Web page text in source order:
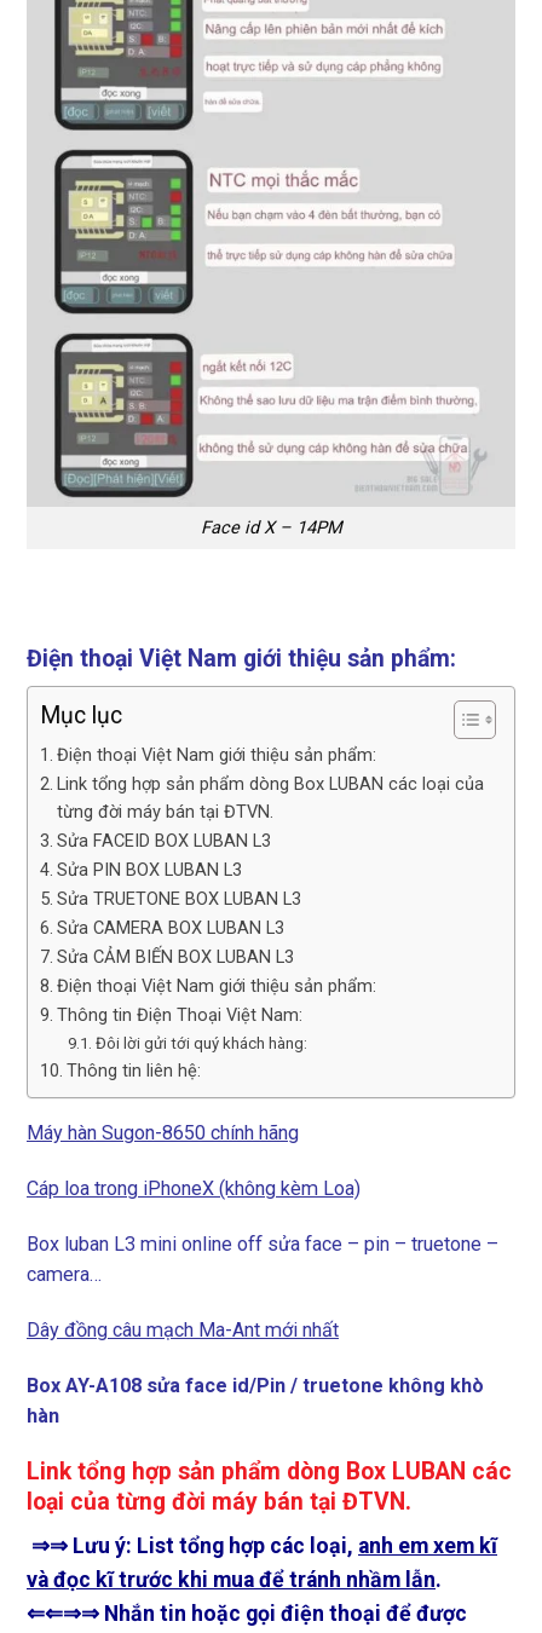
Face id X – 14PM
Điện thoại Việt Nam giới thiệu sản phẩm:
Mục lục
Điện thoại Việt Nam giới thiệu sản phẩm:
Link tổng hợp sản phẩm dòng Box LUBAN các loại của
từng đời máy bán tại ĐTVN.
Sửa FACEID BOX LUBAN L3
Sửa PIN BOX LUBAN L3
Sửa TRUETONE BOX LUBAN L3
Sửa CAMERA BOX LUBAN L3
Sửa CẢM BIẾN BOX LUBAN L3
Điện thoại Việt Nam giới thiệu sản phẩm:
Thông tin Điện Thoại Việt Nam:
Đôi lời gửi tới quý khách hàng:
Thông tin liên hệ:
Máy hàn Sugon-8650 chính hãng
Cáp loa trong iPhoneX (không kèm Loa)
Box luban L3 mini online off sửa face – pin – truetone –
camera…
Dây đồng câu mạch Ma-Ant mới nhất
Box AY-A108 sửa face id/Pin / truetone không khò
hàn
Link tổng hợp sản phẩm dòng Box LUBAN các
loại của từng đời máy bán tại ĐTVN.
⇒⇒ Lưu ý: List tổng hợp các loại, anh em xem kĩ
và đọc kĩ trước khi mua để tránh nhầm lẫn.
⇐⇐⇒⇒ Nhắn tin hoặc gọi điện thoại để được